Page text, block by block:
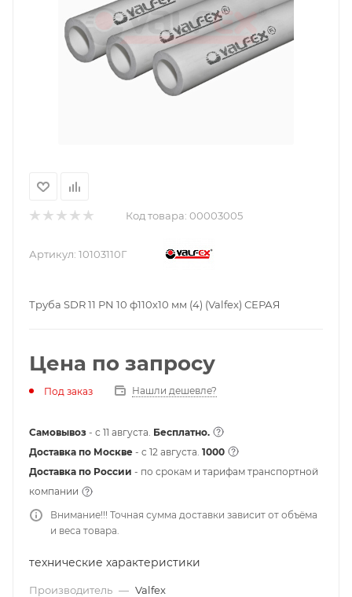
Код товара: 00003005
Артикул: 10103110Г
Труба SDR 11 PN 10 ф110х10 мм (4) (Valfex) СЕРАЯ
Цена по запросу
Под заказ Нашли дешевле?
Самовывоз - с 11 августа. Бесплатно.
Доставка по Москве - c 12 августа. 1000
Доставка по России - по срокам и тарифам транспортной
компании
Внимание!!! Точная сумма доставки зависит от объёма
и веса товара.
технические характеристики
Производитель — Valfex